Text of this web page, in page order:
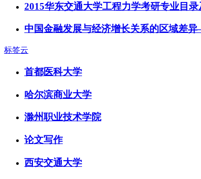
2015华东交通大学工程力学考研专业目
中国金融发展与经济增长关系的区域差
标签云
首都医科大学
哈尔滨商业大学
滁州职业技术学院
论文写作
西安交通大学